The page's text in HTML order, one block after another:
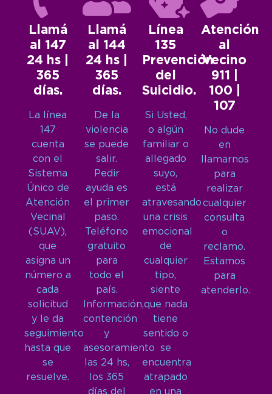
Llamá
al 147
24 hs |
365
días.
La línea
147
cuenta
con el
Sistema
Único de
Atención
Vecinal
(SUAV),
que
asigna un
número a
cada
solicitud
y le da
seguimiento
hasta que
se
resuelve.
Llamá
al 144
24 hs |
365
días.
De la
violencia
se puede
salir.
Pedir
ayuda es
el primer
paso.
Teléfono
gratuito
para
todo el
país.
Información,
contención
y
asesoramiento
las 24 hs,
los 365
días del
Línea
135
Prevención
del
Suicidio.
Si Usted,
o algún
familiar o
allegado
suyo,
está
atravesando
una crisis
emocional
de
cualquier
tipo,
siente
que nada
tiene
sentido o
se
encuentra
atrapado
en una
Atención
al
Vecino
911 |
100 |
107
No dude
en
llamarnos
para
realizar
cualquier
consulta
o
reclamo.
Estamos
para
atenderlo.